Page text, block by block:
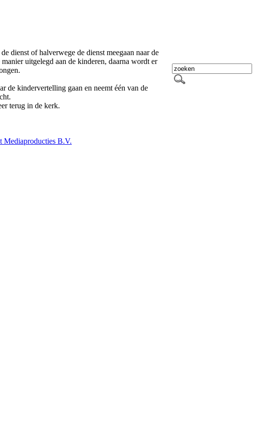
dienst of halverwege de dienst meegaan naar de
uitgelegd aan de kinderen, daarna wordt er
de kindervertelling gaan en neemt één van de
terug in de kerk.
Mediaproducties B.V.